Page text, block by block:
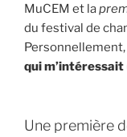
MuCEM et la
du festival de
Personnellement,
qui m’intéressait
Une première